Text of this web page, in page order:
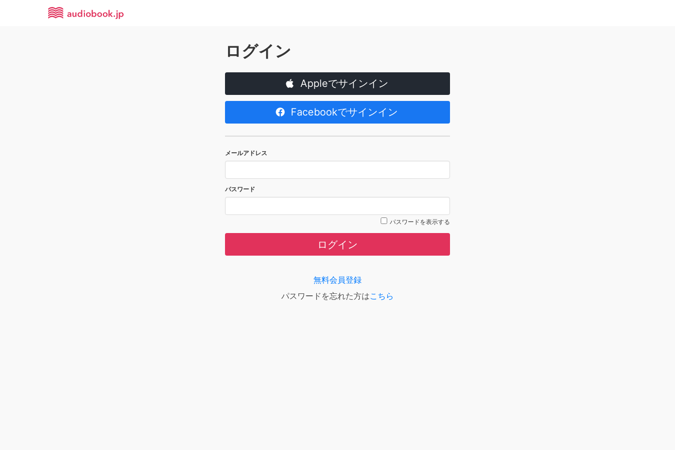
ログイン
Appleでサインイン
Facebookでサインイン
メールアドレス
パスワード
パスワードを表示する
ログイン
無料会員登録
パスワードを忘れた方はこちら